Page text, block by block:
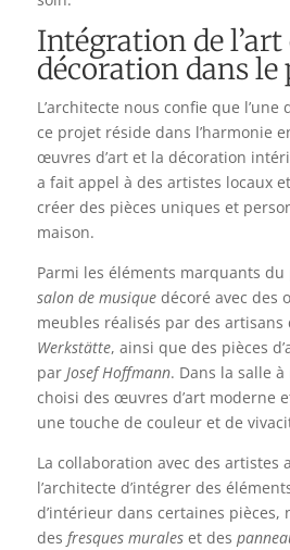
Intégration de l’art
décoration dans le
L’architecte nous confie que l’une
ce projet réside dans l’harmonie
œuvres d’art et la décoration
a fait appel à des artistes locaux
créer des pièces uniques et
maison.
Parmi les éléments marquants
salon de musiquedécoré avec des
meubles réalisés par des artisans
Werkstätte, ainsi que des pièces
par Josef Hoffmann. Dans la salle à
choisi des œuvres d’art moderne
une touche de couleur et de
La collaboration avec des artistes
l’architecte d’intégrer des
d’intérieur dans certaines pièces,
des fresques muraleset des